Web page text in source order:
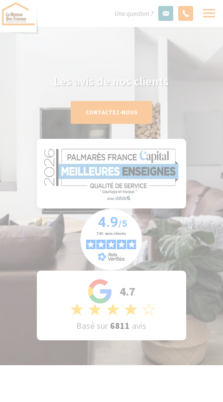
Une question ?
Les avis de nos clients
CONTACTEZ-NOUS
4.7
★ ★★ ★ ☆
Basé sur 6811 avis